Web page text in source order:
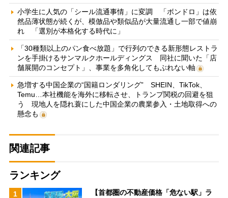
小学生に人気の「シール流通事情」に変調 「ボンドロ」は依
然品薄状態が続くが、模倣品や類似品が大量流通し一部で値崩
れ 「選別が本格化する時代に」
「30種類以上のパン食べ放題」で行列のできる新形態レストラ
ンを手掛けるサンマルクホールディングス 同社に聞いた「店
舗展開のコンセプト」、事業を多角化してもぶれない軸
急増する中国企業の“国籍ロンダリング” SHEIN、TikTok、
Temu…本社機能を海外に移転させ、トランプ関税の回避を狙
う 現地人を隠れ蓑にした中国企業の農業参入・土地取得への
懸念も
関連記事
ランキング
1
【首都圏の不動産価格「危ない駅」ラ